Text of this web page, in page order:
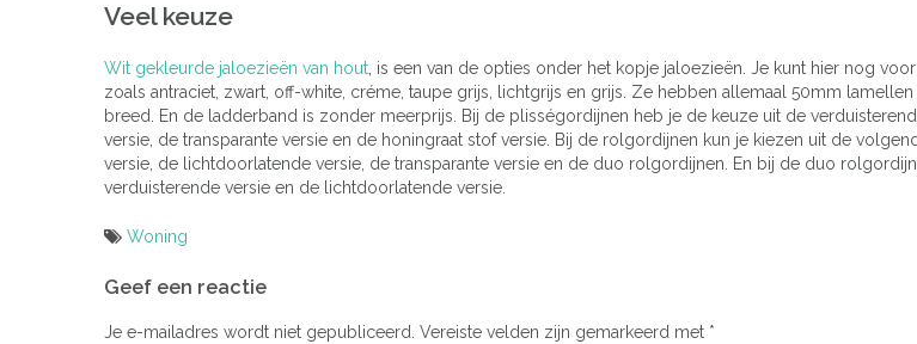
Veel keuze
Wit gekleurde jaloezieën van hout , is een van de opties onder het kopje jaloezieën. Je kunt hier nog
zoals antraciet, zwart, off-white, créme, taupe grijs, lichtgrijs en grijs. Ze hebben allemaal 50mm
breed. En de ladderband is zonder meerprijs. Bij de plisségordijnen heb je de keuze uit de
versie, de transparante versie en de honingraat stof versie. Bij de rolgordijnen kun je kiezen uit de
versie, de lichtdoorlatende versie, de transparante versie en de duo rolgordijnen. En bij de duo
verduisterende versie en de lichtdoorlatende versie.
Woning
navigatie
Geef een reactie
Je e-mailadres wordt niet gepubliceerd. Vereiste velden zijn gemarkeerd met *